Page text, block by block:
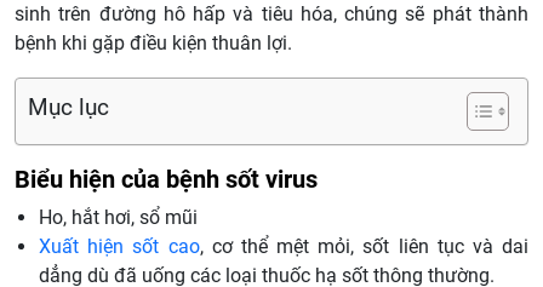
sinh trên đường hô hấp và tiêu hóa, chúng sẽ phát thành
bệnh khi gặp điều kiện thuân lợi.
Mục lục
Biểu hiện của bệnh sốt virus
Ho, hắt hơi, sổ mũi
Xuất hiện sốt cao, cơ thể mệt mỏi, sốt liên tục và dai
dẳng dù đã uống các loại thuốc hạ sốt thông thường.